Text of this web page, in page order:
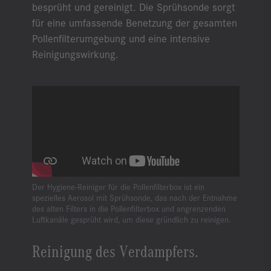
besprüht und gereinigt. Die Sprühsonde sorgt
für eine umfassende Benetzung der gesamten
Pollenfilterumgebung und eine intensive
Reinigungswirkung.
Der Hygiene-Reiniger für die Pollenfilterbox ist ein
spezielles Aerosol mit Sprühsonde, das nach der Entnahme
des alten Filters in die Pollenfilterbox und angrenzenden
Luftkanäle gesprüht wird, um diese gründlich zu reinigen.
Reinigung des Verdampfers.